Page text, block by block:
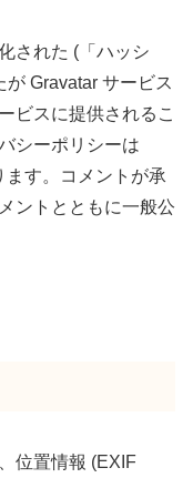
された (「ハッシ
Gravatar サービス
ビスに提供されるこ
シーポリシーは
ます。コメントが承
ントとともに一般公
位置情報 (EXIF